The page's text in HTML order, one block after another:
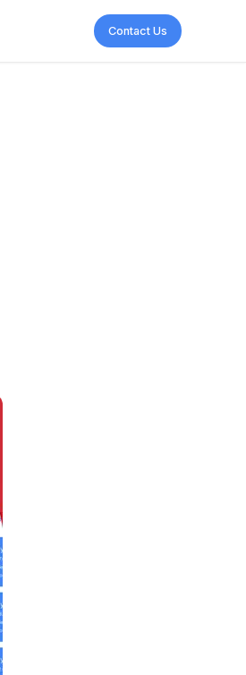
Contact Us